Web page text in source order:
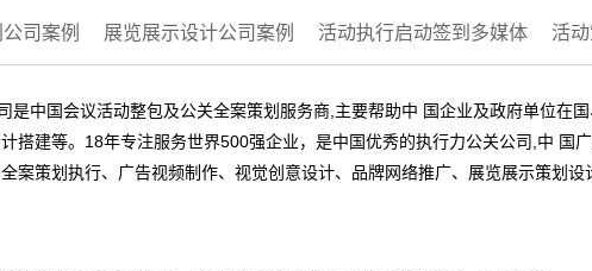
司案例 展览展示设计公司案例 活动执行启动签到多媒体 活
是中国会议活动整包及公关全案策划服务商,主要帮助中 国企业及政府单位在
搭建等。18年专注服务世界500强企业，是中国优秀的执行力公关公司,中 国
案策划执行、广告视频制作、视觉创意设计、品牌网络推广、展览展示策划